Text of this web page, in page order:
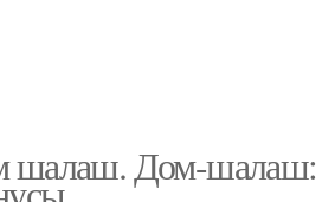
шалаш. Дом-шалаш: